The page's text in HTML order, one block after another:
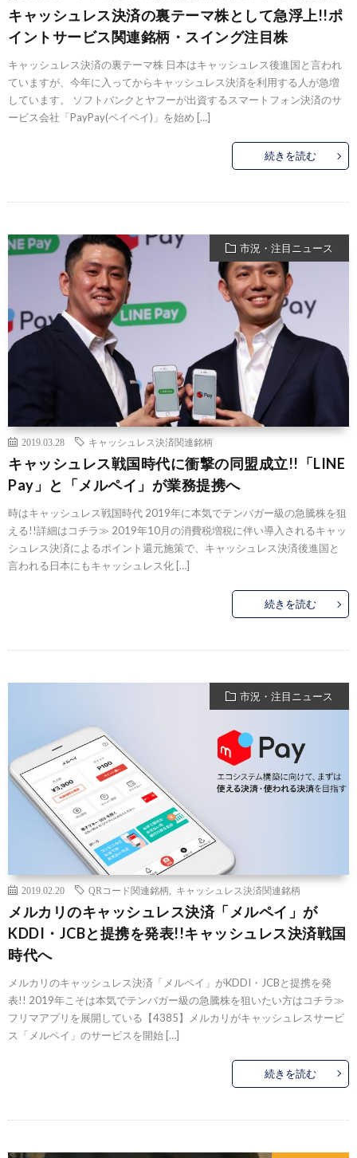
キャッシュレス決済の裏テーマ株として急浮上!!ポ
イントサービス関連銘柄・スイング注目株
キャッシュレス決済の裏テーマ株 日本はキャッシュレス後進国と言われ
ていますが、今年に入ってからキャッシュレス決済を利用する人が急増
しています。 ソフトバンクとヤフーが出資するスマートフォン決済のサ
ービス会社「PayPay(ペイペイ)」を始め […]
続きを読む
市況・注目ニュース
2019.03.28 キャッシュレス決済関連銘柄
キャッシュレス戦国時代に衝撃の同盟成立!!「LINE
Pay」と「メルペイ」が業務提携へ
時はキャッシュレス戦国時代 2019年に本気でテンバガー級の急騰株を狙
える!!詳細はコチラ≫ 2019年10月の消費税増税に伴い導入されるキャッ
シュレス決済によるポイント還元施策で、キャッシュレス決済後進国と
言われる日本にもキャッシュレス化 […]
続きを読む
市況・注目ニュース
2019.02.20 QRコード関連銘柄 キャッシュレス決済関連銘柄
メルカリのキャッシュレス決済「メルペイ」が
KDDI・JCBと提携を発表!!キャッシュレス決済戦国
時代へ
メルカリのキャッシュレス決済「メルペイ」がKDDI・JCBと提携を発
表!! 2019年こそは本気でテンバガー級の急騰株を狙いたい方はコチラ≫
フリマアプリを展開している【4385】メルカリがキャッシュレスサービ
ス「メルペイ」のサービスを開始 […]
続きを読む